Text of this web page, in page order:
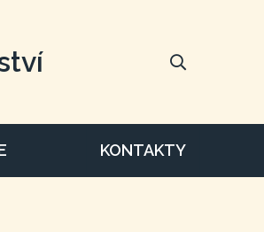
KONTAKTY